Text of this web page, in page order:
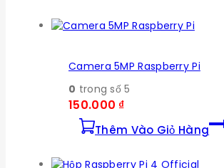
Camera 5MP Raspberry Pi
0 trong số 5
150.000 ₫
Thêm Vào Giỏ Hàng